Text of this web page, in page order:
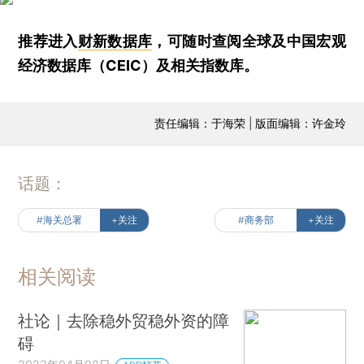
推荐进入财新数据库 ，可随时查阅全球及中国宏观
经济数据库（CEIC）及相关指数库。
责任编辑：于海荣 | 版面编辑：许金玲
话题：
#海关总署 +关注 #商务部 +关注
相关阅读
社论｜去除稳外贸稳外资的障
碍